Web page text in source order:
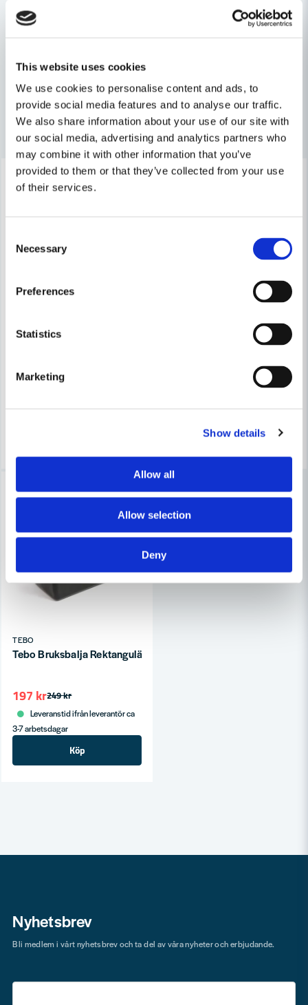
This website uses cookies
We use cookies to personalise content and ads, to
provide social media features and to analyse our traffic.
We also share information about your use of our site with
our social media, advertising and analytics partners who
may combine it with other information that you’ve
provided to them or that they’ve collected from your use
of their services.
Selection
Necessary
Preferences
Statistics
Marketing
Show details
Allow all
Allow selection
Deny
Namn
email
Mejladress
Ja, ni får publicera min fråga
Byggtillbehör
Andra produkter i kategorin
TEBO Hink 20 L Standard (Polyeten)
116 kr
91 kr
-22%
TEBO Hink 12 L (Polyeten)
Köp
-23%
TEBO
Tebo Bruksbalja Rektangulär 65L
249 kr
197 kr
Leveranstid ifrån leverantör ca
3-7 arbetsdagar
Köp
-21%
Nyhetsbrev
Bli medlem i vårt nyhetsbrev och ta del av våra nyheter och erbjudande.